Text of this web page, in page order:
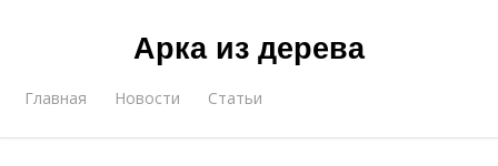
Арка из дерева
Главная Новости Статьи